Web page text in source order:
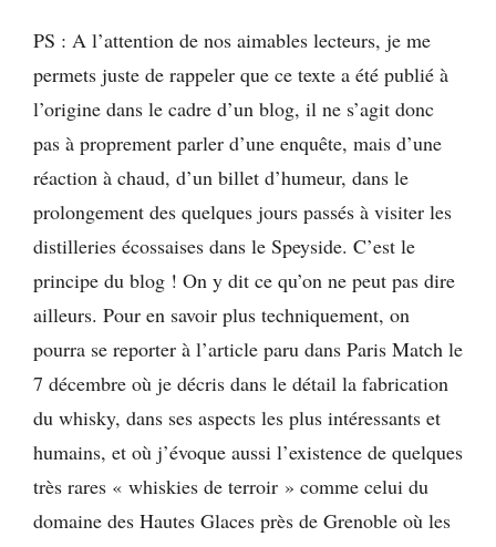
PS : A l’attention de nos aimables lecteurs, je me
permets juste de rappeler que ce texte a été publié à
l’origine dans le cadre d’un blog, il ne s’agit donc
pas à proprement parler d’une enquête, mais d’une
réaction à chaud, d’un billet d’humeur, dans le
prolongement des quelques jours passés à visiter les
distilleries écossaises dans le Speyside. C’est le
principe du blog ! On y dit ce qu’on ne peut pas dire
ailleurs. Pour en savoir plus techniquement, on
pourra se reporter à l’article paru dans Paris Match le
7 décembre où je décris dans le détail la fabrication
du whisky, dans ses aspects les plus intéressants et
humains, et où j’évoque aussi l’existence de quelques
très rares « whiskies de terroir » comme celui du
domaine des Hautes Glaces près de Grenoble où les